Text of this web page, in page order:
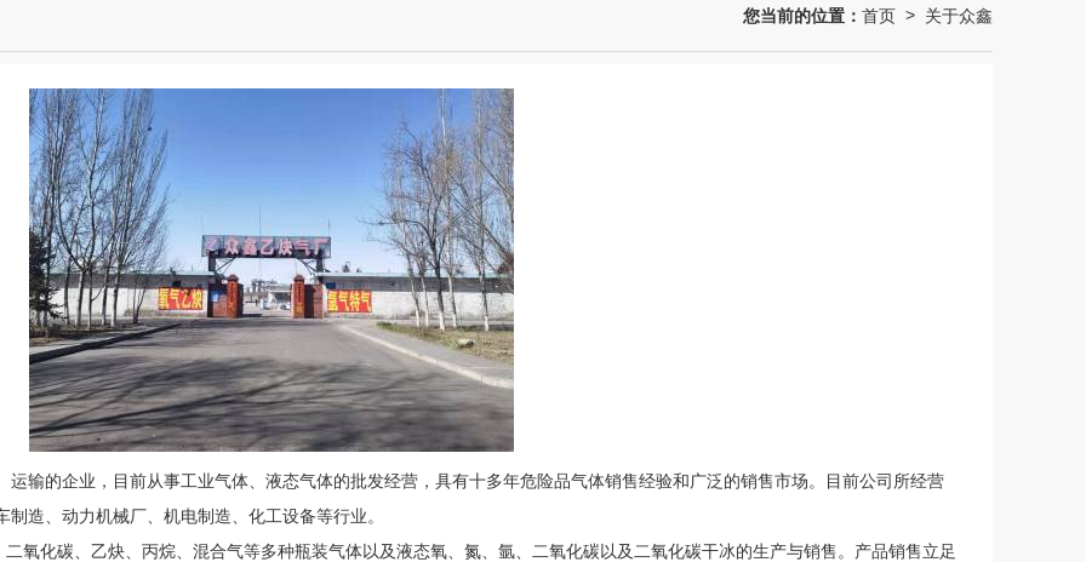
您当前的位置： 首页 > 关于众鑫
的企业，目前从事工业气体、液态气体的批发经营，具有十多年危险品气体销售经验和广泛的销售市场。目前公司所经营
造、动力机械厂、机电制造、化工设备等行业。
化碳、乙炔、丙烷、混合气等多种瓶装气体以及液态氧、氮、氩、二氧化碳以及二氧化碳干冰的生产与销售。产品销售立足